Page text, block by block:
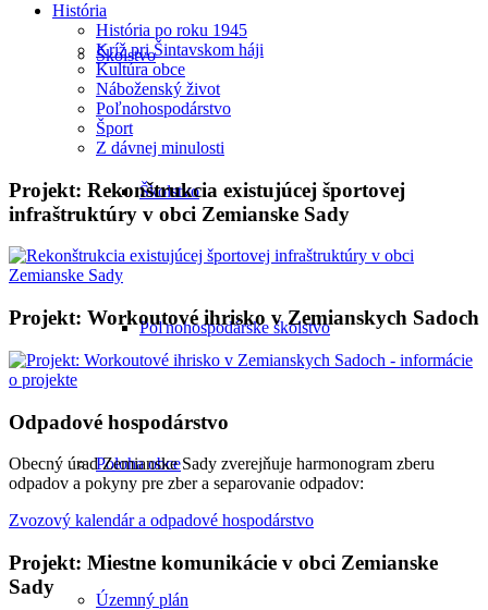
Školstvo
Školstvo
Poľnohospodárske školstvo
Poloha obce
Územný plán
História
História po roku 1945
Kríž pri Šintavskom háji
Kultúra obce
Náboženský život
Poľnohospodárstvo
Šport
Z dávnej minulosti
Projekt: Rekonštrukcia existujúcej športovej
infraštruktúry v obci Zemianske Sady
Projekt: Workoutové ihrisko v Zemianskych Sadoch
Odpadové hospodárstvo
Obecný úrad Zemianske Sady zverejňuje harmonogram zberu
odpadov a pokyny pre zber a separovanie odpadov:
Zvozový kalendár a odpadové hospodárstvo
Projekt: Miestne komunikácie v obci Zemianske
Sady